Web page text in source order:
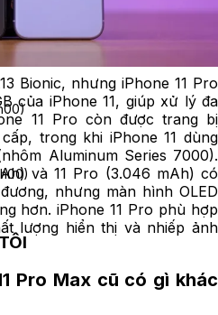
Bionic, nhưng iPhone 11 Pro
của iPhone 11, giúp xử lý đa
11 Pro còn được trang bị
trong khi iPhone 11 dùng
Aluminum Series 7000).
và 11 Pro (3.046 mAh) có
nhưng màn hình OLED
hơn. iPhone 11 Pro phù hợp
lượng hiển thị và nhiếp ảnh
Pro Max cũ có gì khác